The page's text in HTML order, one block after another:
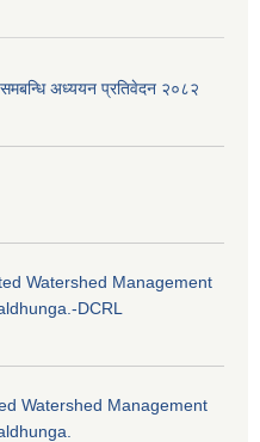
समबन्धि अध्ययन प्रतिवेदन २०८२
Watershed Management
DCRL
Watershed Management